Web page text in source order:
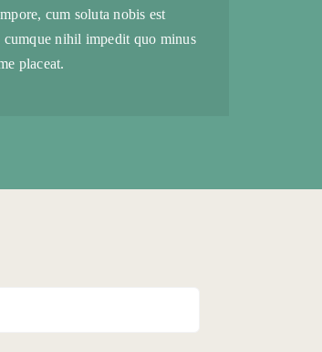
cum soluta nobis est
nihil impedit quo minus
placeat.